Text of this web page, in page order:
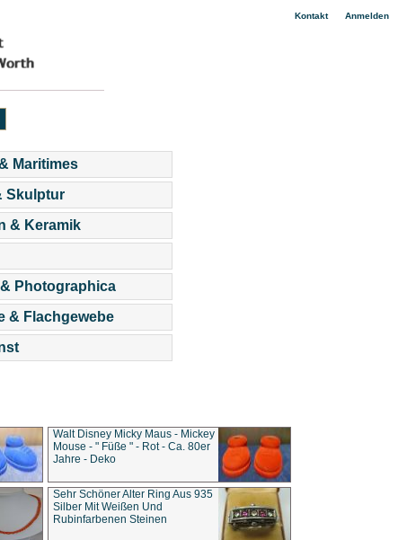
Kontakt| Anmelden
Maritimes
Skulptur
& Keramik
Photographica
& Flachgewebe
Walt Disney Micky Maus - Mickey
Mouse - " Füße " - Rot - Ca. 80er
Jahre - Deko
Sehr Schöner Alter Ring Aus 935
Silber Mit Weißen Und
Rubinfarbenen Steinen